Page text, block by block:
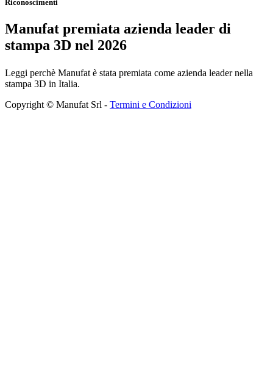
Riconoscimenti
Manufat premiata azienda leader di
stampa 3D nel 2026
Leggi perchè Manufat è stata premiata come azienda leader nella
stampa 3D in Italia.
Copyright © Manufat Srl - Termini e Condizioni